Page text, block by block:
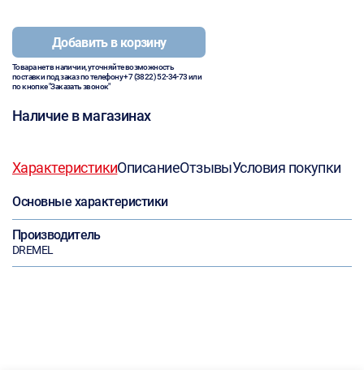
Добавить в корзину
Товара нет в наличии, уточняйте возможность
поставки под заказ по телефону+7 (3822) 52-34-73или
по кнопке "Заказать звонок"
Наличие в магазинах
ХарактеристикиОписаниеОтзывыУсловия покупки
Основные характеристики
Производитель
DREMEL